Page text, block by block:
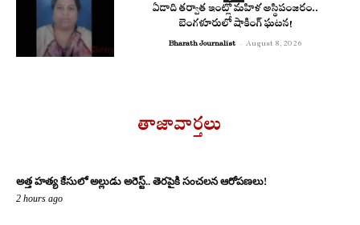
ఏడాది తర్వాత ఇంట్లో మహిళ అస్థిపంజరం..
బెంగళూరులో షాకింగ్ ఘటన!
Bharath Journalist - August 8, 2026
తాజావార్తలు
అత్త హత్య కేసులో అల్లుడు అరెస్ట్.. తెరపైకి సంచలన ఆరోపణలు!
2 hours ago